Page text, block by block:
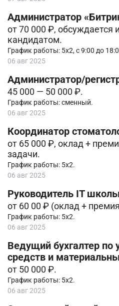
Администратор
от 70 000 ₽, обсуждается
кандидатом.
График работы: 5х2, с 9:00 до
06 авг 2025
Администратор/
45 000 — 50 000 ₽.
График работы: сменный.
06 авг 2025
Координатор
от 65 000 ₽, оклад +
задачи.
График работы: 5х2.
06 авг 2025
Руководитель IT
от 60 00 ₽ (оклад +
График работы: 5х2.
06 авг 2025
Ведущий бухгалтер по
средств и
от 50 000 ₽.
График работы: 5х2.
06 авг 2025